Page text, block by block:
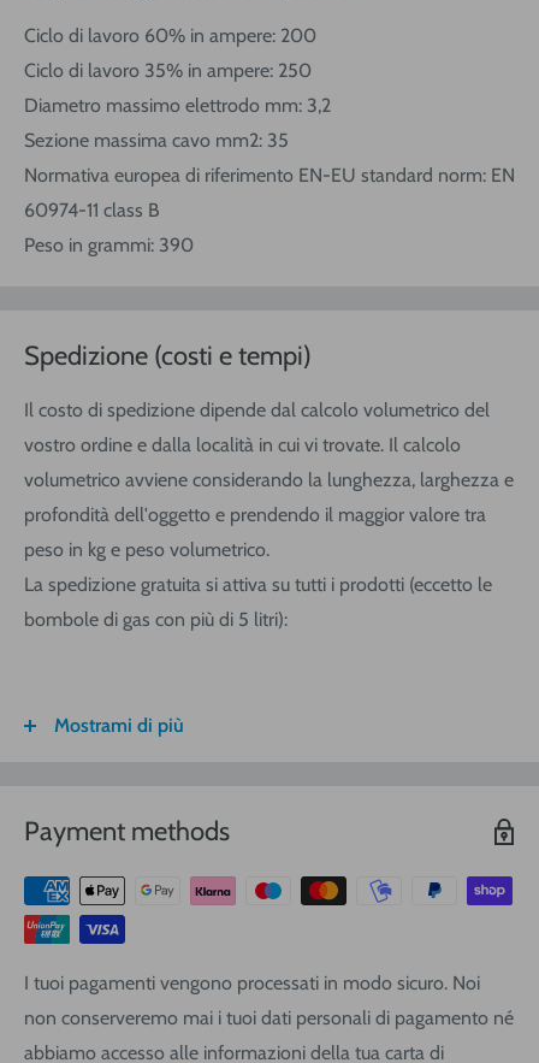
Ciclo di lavoro 60% in ampere: 200
Ciclo di lavoro 35% in ampere: 250
Diametro massimo elettrodo mm: 3,2
Sezione massima cavo mm2: 35
Normativa europea di riferimento EN-EU standard norm: EN
60974-11 class B
Peso in grammi: 390
Spedizione (costi e tempi)
Il costo di spedizione dipende dal calcolo volumetrico del
vostro ordine e dalla località in cui vi trovate. Il calcolo
volumetrico avviene considerando la lunghezza, larghezza e
profondità dell'oggetto e prendendo il maggior valore tra
peso in kg e peso volumetrico.
La spedizione gratuita si attiva su tutti i prodotti (eccetto le
bombole di gas con più di 5 litri):
FASCIA DI
1-3(kg o m3 € 8,90 € 10,40 € 10,40
3-5(kg o
5-10(kg om 3) € 11,25 € 14,20 € 17,10
10-20 € 16,20 € 19,00 € 22,80
Mostrami di più
Payment methods
I tuoi pagamenti vengono processati in modo sicuro. Noi
non conserveremo mai i tuoi dati personali di pagamento né
abbiamo accesso alle informazioni della tua carta di